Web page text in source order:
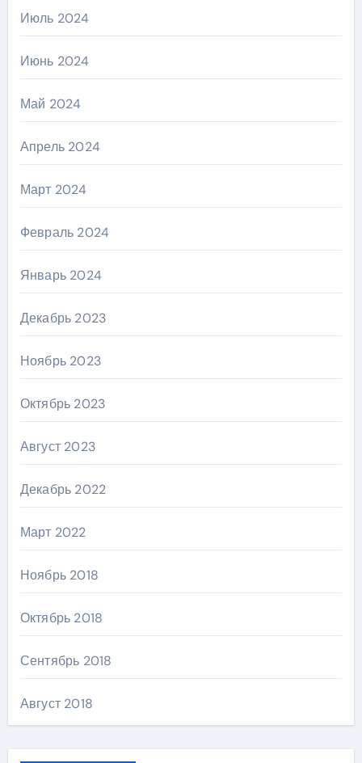
Июль 2024
Июнь 2024
Май 2024
Апрель 2024
Март 2024
Февраль 2024
Январь 2024
Декабрь 2023
Ноябрь 2023
Октябрь 2023
Август 2023
Декабрь 2022
Март 2022
Ноябрь 2018
Октябрь 2018
Сентябрь 2018
Август 2018